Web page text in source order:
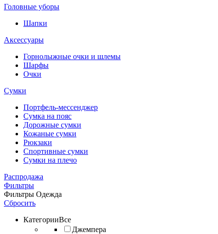
Головные уборы
Шапки
Аксессуары
Горнолыжные очки и шлемы
Шарфы
Очки
Сумки
Портфель-мессенджер
Сумка на пояс
Дорожные сумки
Кожаные сумки
Рюкзаки
Спортивные сумки
Сумки на плечо
Распродажа
Фильтры
Фильтры Одежда
Сбросить
КатегорииВсе
Джемпера